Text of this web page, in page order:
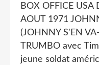
BOX OFFICE
AOUT 1971
(JOHNNY S'EN
TRUMBO avec
jeune soldat